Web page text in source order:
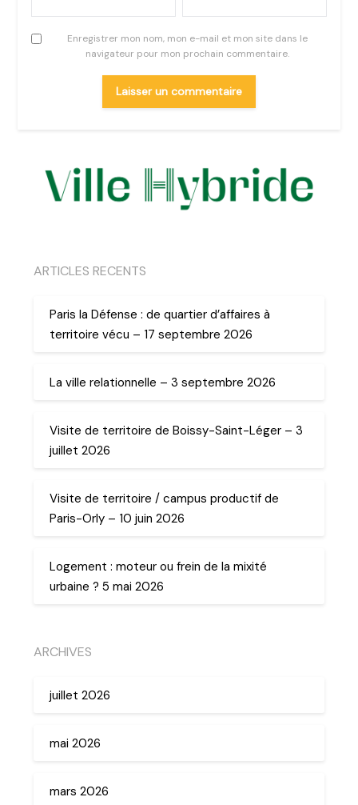
Enregistrer mon nom, mon e-mail et mon site dans le
navigateur pour mon prochain commentaire.
ARTICLES RECENTS
Paris la Défense : de quartier d’affaires à
territoire vécu – 17 septembre 2026
La ville relationnelle – 3 septembre 2026
Visite de territoire de Boissy-Saint-Léger – 3
juillet 2026
Visite de territoire / campus productif de
Paris-Orly – 10 juin 2026
Logement : moteur ou frein de la mixité
urbaine ? 5 mai 2026
ARCHIVES
juillet 2026
mai 2026
mars 2026